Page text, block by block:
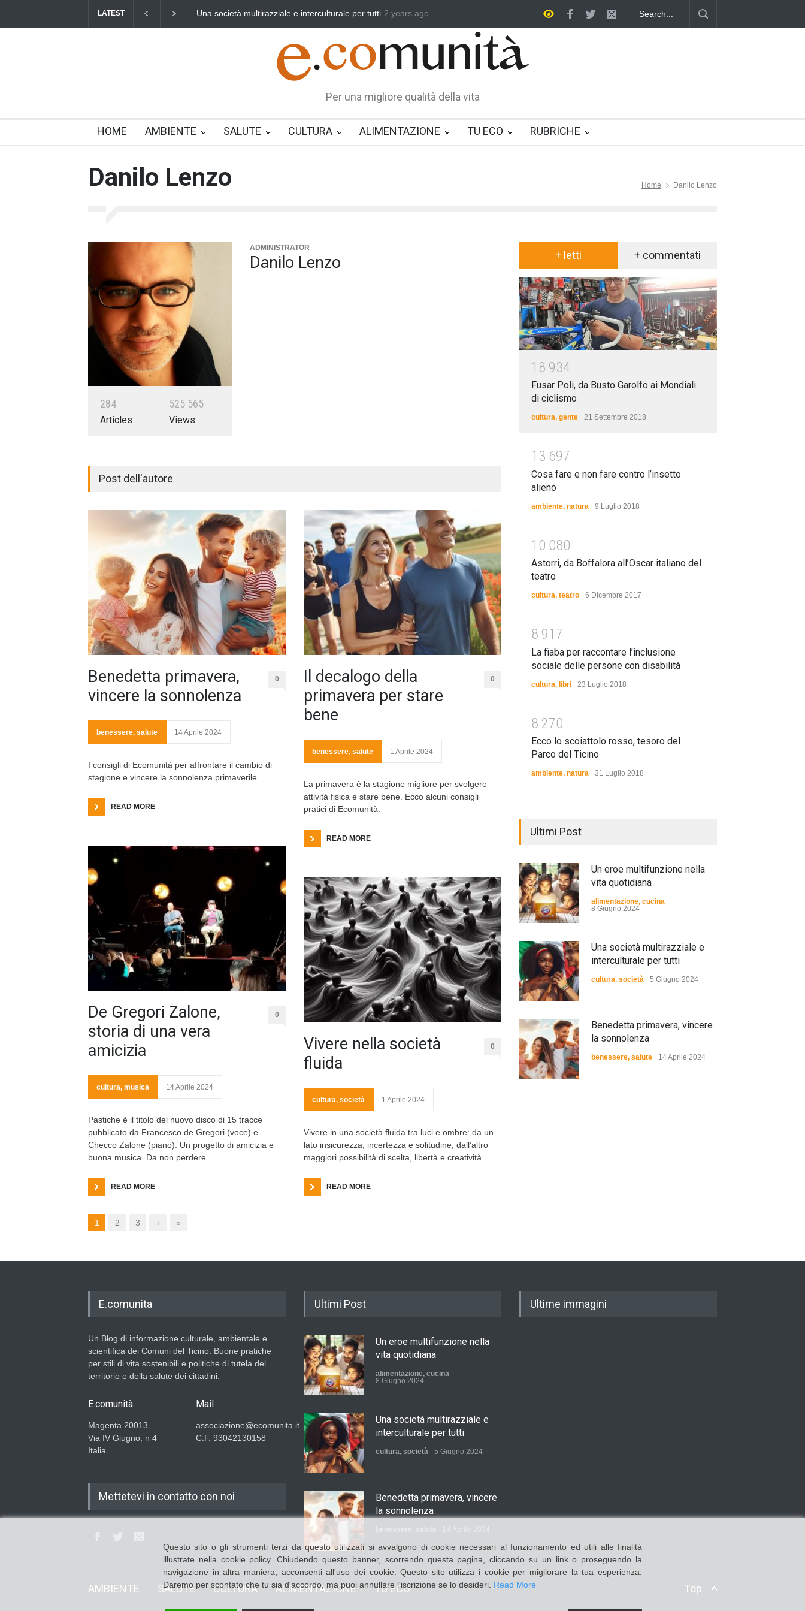
LATESTUna società multirazziale e interculturale per tutti Benedetta primavera, vincere la sonnolenza Un eroe multifunzione nella vita quotidiana
2 years ago
Per una migliore qualità della vita
HOME AMBIENTE SALUTE CULTURA ALIMENTAZIONE TU ECO RUBRICHE
Danilo Lenzo Home Danilo Lenzo
284
Articles
525 565
Views
ADMINISTRATOR
Danilo Lenzo
Post dell'autore
Benedetta primavera,
vincere la sonnolenza
0
benessere, salute 14 Aprile 2024
I consigli di Ecomunità per affrontare il cambio di
stagione e vincere la sonnolenza primaverile
READ MORE
De Gregori Zalone,
storia di una vera
amicizia
0
cultura, musica 14 Aprile 2024
Pastiche è il titolo del nuovo disco di 15 tracce
pubblicato da Francesco de Gregori (voce) e
Checco Zalone (piano). Un progetto di amicizia e
buona musica. Da non perdere
READ MORE
Il decalogo della
primavera per stare
bene
0
benessere, salute 1 Aprile 2024
La primavera è la stagione migliore per svolgere
attività fisica e stare bene. Ecco alcuni consigli
pratici di Ecomunità.
READ MORE
Vivere nella società
fluida
0
cultura, società 1 Aprile 2024
Vivere in una società fluida tra luci e ombre: da un
lato insicurezza, incertezza e solitudine; dall’altro
maggiori possibilità di scelta, libertà e creatività.
READ MORE
1 2 3 › »
+ letti + commentati
1 8 934
Fusar Poli, da Busto Garolfo ai Mondiali
di ciclismo
cultura, gente 21 Settembre 2018
1 3 697
Cosa fare e non fare contro l’insetto
alieno
ambiente, natura 9 Luglio 2018
1 0 080
Astorri, da Boffalora all’Oscar italiano del
teatro
cultura, teatro 6 Dicembre 2017
8 91 7
La fiaba per raccontare l’inclusione
sociale delle persone con disabilità
cultura, libri 23 Luglio 2018
8 270
Ecco lo scoiattolo rosso, tesoro del
Parco del Ticino
ambiente, natura 31 Luglio 2018
Ultimi Post
Un eroe multifunzione nella
vita quotidiana
alimentazione, cucina
8 Giugno 2024
Una società multirazziale e
interculturale per tutti
cultura, società 5 Giugno 2024
Benedetta primavera, vincere
la sonnolenza
benessere, salute 14 Aprile 2024
E.comunita
Un Blog di informazione culturale, ambientale e
scientifica dei Comuni del Ticino. Buone pratiche
per stili di vita sostenibili e politiche di tutela del
territorio e della salute dei cittadini.
E.comunità
Magenta 20013
Via IV Giugno, n 4
Italia
Mail
associazione@ecomunita.it
C.F. 93042130158
Mettetevi in contatto con noi
Ultimi Post
Un eroe multifunzione nella
vita quotidiana
alimentazione, cucina
8 Giugno 2024
Una società multirazziale e
interculturale per tutti
cultura, società 5 Giugno 2024
Benedetta primavera, vincere
la sonnolenza
De Gregori Zalone, storia di
una vera amicizia
Ultime immagini
AMBIENTE SALUTE CULTURA ALIMENTAZIONE TU ECO Top
Questo sito o gli strumenti terzi da questo utilizzati si avvalgono di cookie necessari al funzionamento ed utili alle finalità
illustrate nella cookie policy. Chiudendo questo banner, scorrendo questa pagina, cliccando su un link o proseguendo la
navigazione in altra maniera, acconsenti all'uso dei cookie. Questo sito utilizza i cookie per migliorare la tua esperienza.
Daremo per scontato che tu sia d'accordo, ma puoi annullare l'iscrizione se lo desideri. Read More